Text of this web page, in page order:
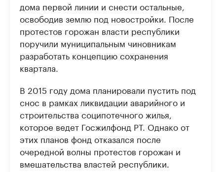
дома первой линии и снести остальные,
освободив землю под новостройки. После
протестов горожан власти республики
поручили муниципальным чиновникам
разработать концепцию сохранения
квартала.
В 2015 году дома планировали пустить под
снос в рамках ликвидации аварийного и
строительства соципотечного жилья,
которое ведет Госжилфонд РТ. Однако от
этих планов фонд отказался после
очередной волны протестов горожан и
вмешательства властей республики.